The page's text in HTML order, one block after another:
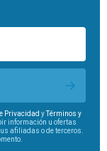
Privacidad yTérminos y
información u ofertas
afiliadas o de terceros.